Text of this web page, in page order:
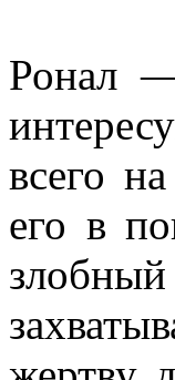
Ронал
всего
его в